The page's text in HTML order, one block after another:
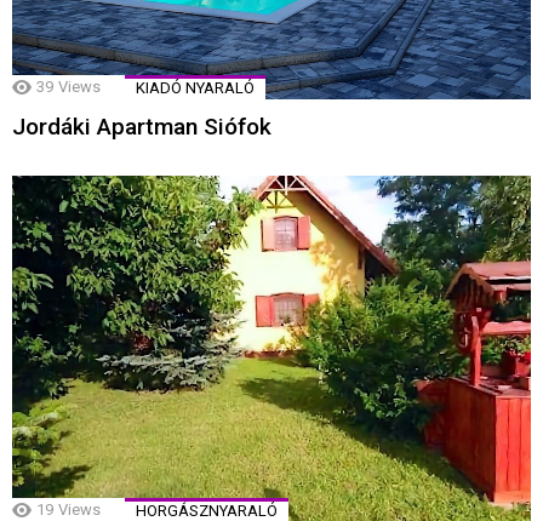
39 Views KIADÓ NYARALÓ
Jordáki Apartman Siófok
19 Views HORGÁSZNYARALÓ